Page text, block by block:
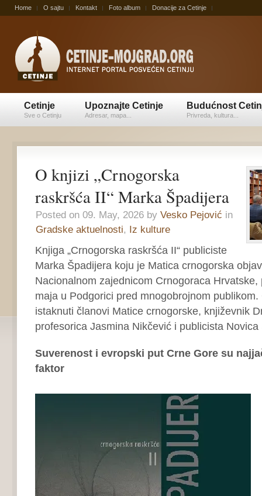
Home O sajtu Kontakt Foto album Donacije za Cetinje
Cetinje
Sve o Cetinju
Upoznajte Cetinje
Adresar, mapa...
Budućnost
Privreda, kultura...
O knjizi „Crnogorska
raskršća II“ Marka Špadijera
Posted on 09. May, 2026 by Vesko Pejović in
Gradske aktuelnosti, Iz kulture
Knjiga „Crnogorska raskršća II“ publiciste
Marka Špadijera koju je Matica crnogorska
Nacionalnom zajednicom Crnogoraca
maja u Podgorici pred mnogobrojnom
istaknuti članovi Matice crnogorske, književnik
profesorica Jasmina Nikčević i publicista
Suverenost i evropski put Crne Gore su
faktor